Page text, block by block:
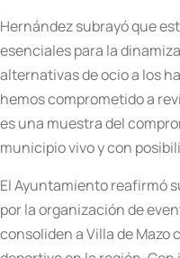
Hernández subrayó que
esenciales para la
alternativas de ocio a los
hemos comprometido a
es una muestra del
municipio vivo y con
El Ayuntamiento reafirmó
por la organización de
consoliden a Villa de